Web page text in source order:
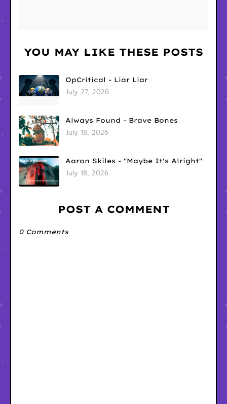
YOU MAY LIKE THESE POSTS
OpCritical - Liar Liar
July 27, 2026
Always Found - Brave Bones
July 18, 2026
Aaron Skiles - "Maybe It's Alright"
July 18, 2026
POST A COMMENT
0 Comments